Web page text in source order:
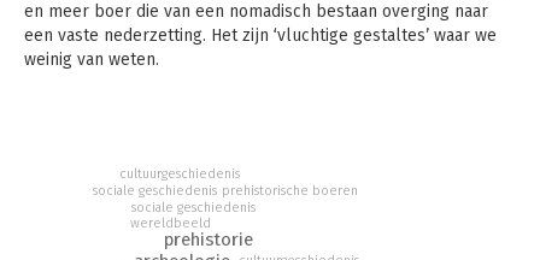
en meer boer die van een nomadisch bestaan overging naar
een vaste nederzetting. Het zijn ‘vluchtige gestaltes’ waar we
weinig van weten.
losgelaten. Hoe leefden deze mensen en waarin verschilt onze
tijd wezenlijk van die van de hunebedbouwers? In dit boek gaat
Klompmaker als een moderne detective op zoek naar het
leven van de boeren die hunebedden bouwden.
prehistorie
wereldbeeld
sociale geschiedenis
sociale geschiedenis
cultuurgeschiedenis
prehistorische boeren